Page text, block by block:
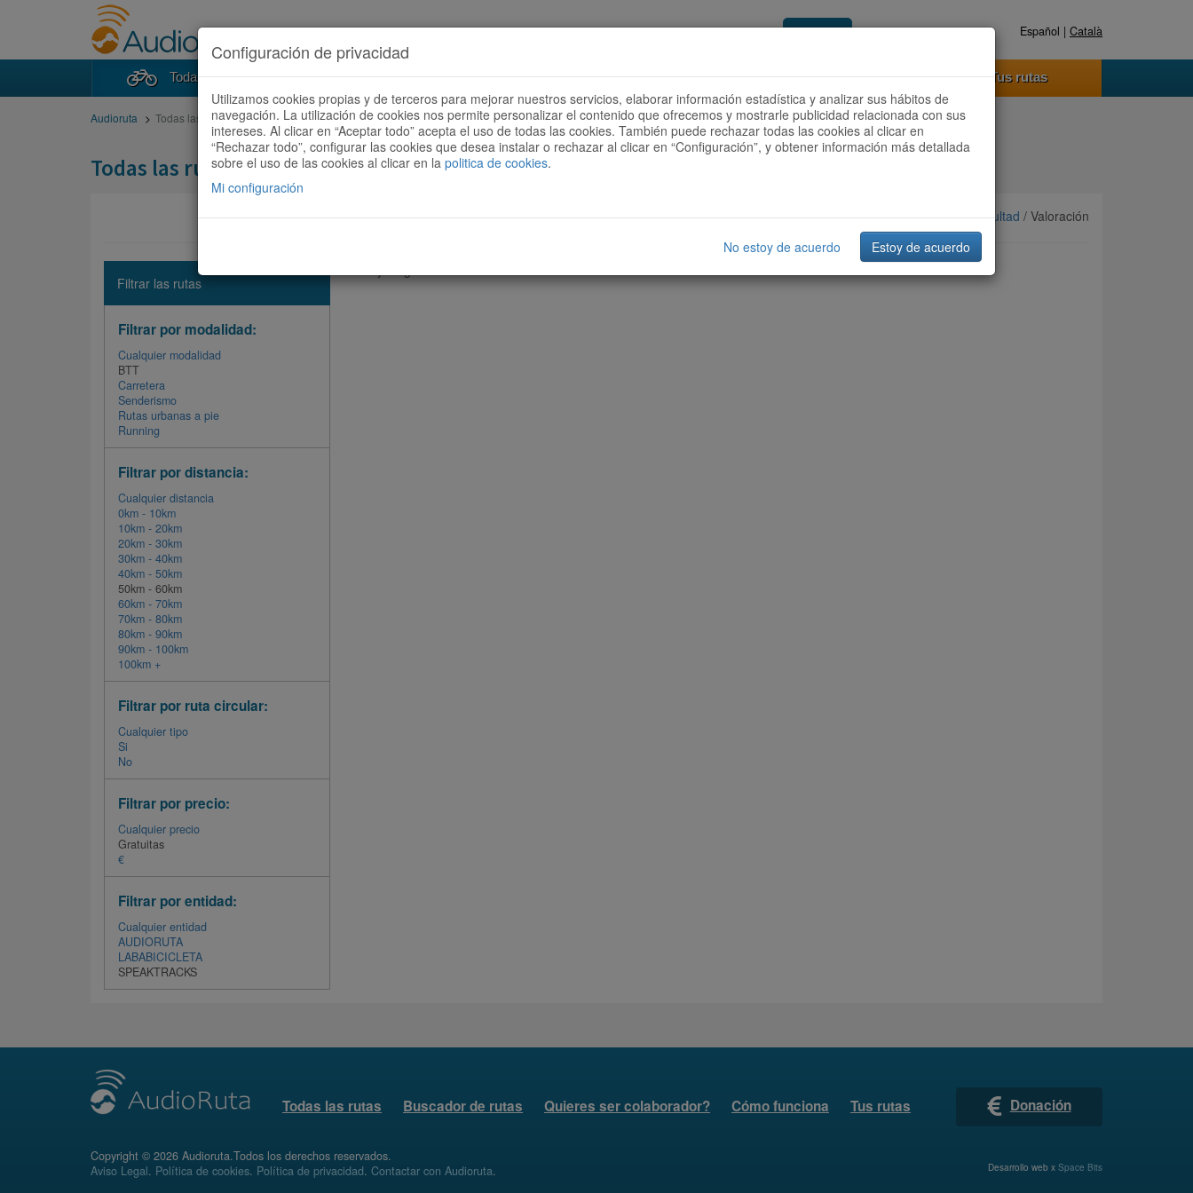
Acceder Registrate ahora Español | Català
Todas las rutas Buscador de rutas Quieres ser colaborador? Cómo funciona Tus rutas
Audioruta Todas las rutas
Todas las rutas
Ordenar por:Más recientes/Dificultad / Valoración
Filtrar las rutas
Filtrar por modalidad:
Cualquier modalidad
BTT
Carretera
Senderismo
Rutas urbanas a pie
Running
Filtrar por distancia:
Cualquier distancia
0km - 10km
10km - 20km
20km - 30km
30km - 40km
40km - 50km
50km - 60km
60km - 70km
70km - 80km
80km - 90km
90km - 100km
100km +
Filtrar por ruta circular:
Cualquier tipo
Si
No
Filtrar por precio:
Cualquier precio
Gratuitas
€
Filtrar por entidad:
Cualquier entidad
AUDIORUTA
LABABICICLETA
SPEAKTRACKS
Todas las rutas Buscador de rutas Quieres ser colaborador? Cómo funciona Tus rutas Donación
Copyright © 2026 Audioruta.Todos los derechos reservados.
Aviso Legal. Política de cookies. Política de privacidad. Contactar con Audioruta. Desarrollo web x Space Bits
Configuración de privacidad
Utilizamos cookies propias y de terceros para mejorar nuestros servicios, elaborar información estadística y analizar sus hábitos de
navegación. La utilización de cookies nos permite personalizar el contenido que ofrecemos y mostrarle publicidad relacionada con sus
intereses. Al clicar en “Aceptar todo” acepta el uso de todas las cookies. También puede rechazar todas las cookies al clicar en
“Rechazar todo”, configurar las cookies que desea instalar o rechazar al clicar en “Configuración”, y obtener información más detallada
sobre el uso de las cookies al clicar en la politica de cookies.
Mi configuración
No estoy de acuerdo Estoy de acuerdo